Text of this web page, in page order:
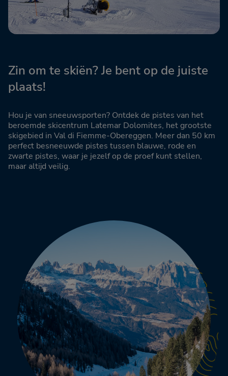
Zin om te skiën? Je bent op de juiste
plaats!
Hou je van sneeuwsporten? Ontdek de pistes van het
beroemde skicentrum Latemar Dolomites, het grootste
skigebied in Val di Fiemme-Obereggen. Meer dan 50 km
perfect besneeuwde pistes tussen blauwe, rode en
zwarte pistes, waar je jezelf op de proef kunt stellen,
maar altijd veilig.